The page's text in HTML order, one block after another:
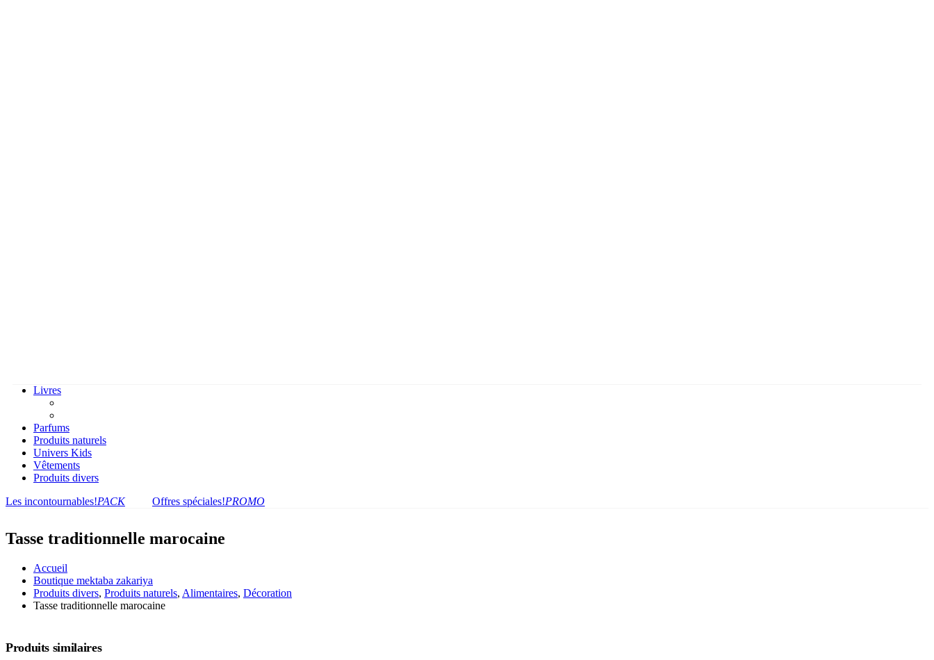
Livres
Parfums
Produits naturels
Univers Kids
Vêtements
Produits divers
Les incontournables!PACK Offres spéciales!PROMO
Tasse traditionnelle marocaine
Accueil
Boutique mektaba zakariya
Produits divers, Produits naturels, Alimentaires, Décoration
Tasse traditionnelle marocaine
Produits similaires